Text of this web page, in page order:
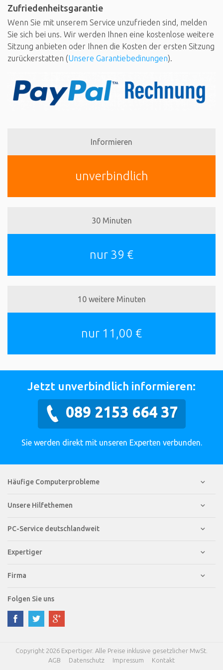
Zufriedenheitsgarantie
Wenn Sie mit unserem Service unzufrieden sind, melden
Sie sich bei uns. Wir werden Ihnen eine kostenlose weitere
Sitzung anbieten oder Ihnen die Kosten der ersten Sitzung
zurückerstatten (Unsere Garantiebedinungen).
Informieren
unverbindlich
30 Minuten
nur 39 €
10 weitere Minuten
nur 11,00 €
Jetzt unverbindlich informieren:
089 2153 664 37
Sie werden direkt mit unseren Experten verbunden.
Häufige Computerprobleme
Unsere Hilfethemen
PC-Service deutschlandweit
Expertiger
Firma
Folgen Sie uns
Copyright 2026 Expertiger. Alle Preise inklusive gesetzlicher MwSt.
AGB
Datenschutz Impressum Kontakt